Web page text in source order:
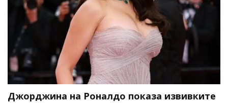
Джорджина на Роналдо показа извивките